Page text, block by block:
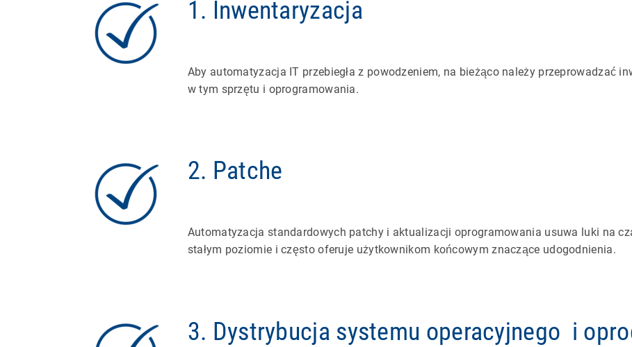
1. Inwentaryzacja
Aby automatyzacja IT przebiegła z powodzeniem, na bieżąco należy przeprowadzać
w tym sprzętu i oprogramowania.
2. Patche
Automatyzacja standardowych patchy i aktualizacji oprogramowania usuwa luki na
stałym poziomie i często oferuje użytkownikom końcowym znaczące udogodnienia.
3. Dystrybucja systemu operacyjnego i